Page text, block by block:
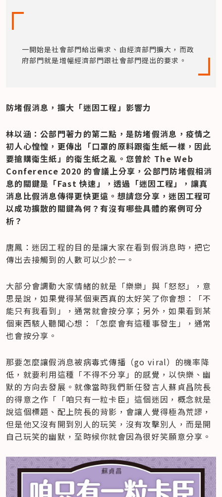
一開始是社會部門給出需求、由經濟部門擴大，而政
府部門就是增幅經濟部門跟社會部門提出的要求。
防堵假消息，擴大「迷因工程」影響力
林以涵：公部門著力的第二點，是防堵假消息，疫情之
初人心惶惶，更傳出「口罩的原料跟衛生紙一樣，因此
要搶購衛生紙」的衛生紙之亂。您曾於 The Web
Conference 2020 的會議上分享，公部門防堵假相消
息的關鍵是「Fast 快速」，透過「迷因工程」，讓真
消息比假消息傳得更快更遠。想請您分享，迷因工程可
以成功擴散的關鍵為何？有沒有哪些具體的案例可分
析？
唐鳳：迷因工程的目的是讓大家在看到假消息時，把它
傳出去接觸到的人數可以少於一。
大部分會調動大家情緒的就是「樂樂」與「怒怒」，意
思是說，如果覺得某個東西真的太好笑了你會想：「不
能只有我看到」，通常就會按分享；另外，如果看到某
個東西駭人聽聞心想：「怎麼會有這種事發生」，通常
也會按分享。
那要怎麼讓假消息被病毒式傳播（go viral）的機率降
低，就要利用這種「不得不分享」的感覺，以快樂、幽
默的方向去發展。就像當時我們新任發言人蘇貞昌院長
的得意之作「「咱只有一粒卡臣」這個迷因，概念就是
說這個標題、配上院長的背影，會讓人覺得極為荒謬，
但是他又沒有開到別人的玩笑，沒有攻擊別人，而是開
自己玩笑的幽默，至時候你就會因為很好笑願意分享。